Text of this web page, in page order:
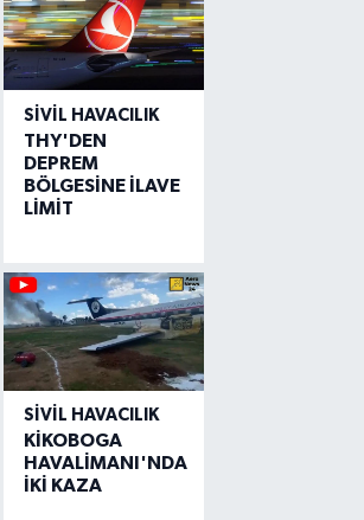
SIVIL HAVACILIK
THY'DEN
DEPREM
BÖLGESİNE İLAVE
LİMİT
SIVIL HAVACILIK
KİKOBOGA
HAVALİMANI'NDA
İKİ KAZA